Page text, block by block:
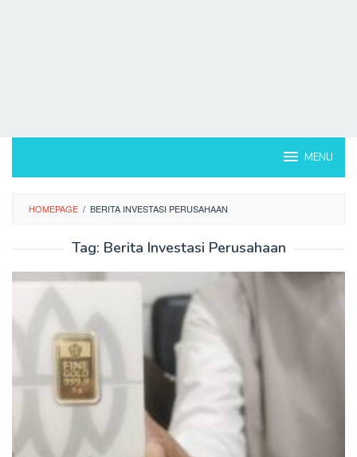
MENU
HOMEPAGE / BERITA INVESTASI PERUSAHAAN
Tag: Berita Investasi Perusahaan